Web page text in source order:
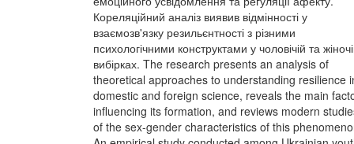
Кореляційний аналіз виявив відмінності у
взаємозв'язку резильєнтності з різними
психологічними конструктами у чоловічій та
вибірках. The research presents an analysis of
theoretical approaches to understanding resilience
domestic and foreign science, reveals the main
influencing its formation, and reviews modern
of the sex-gender characteristics of this